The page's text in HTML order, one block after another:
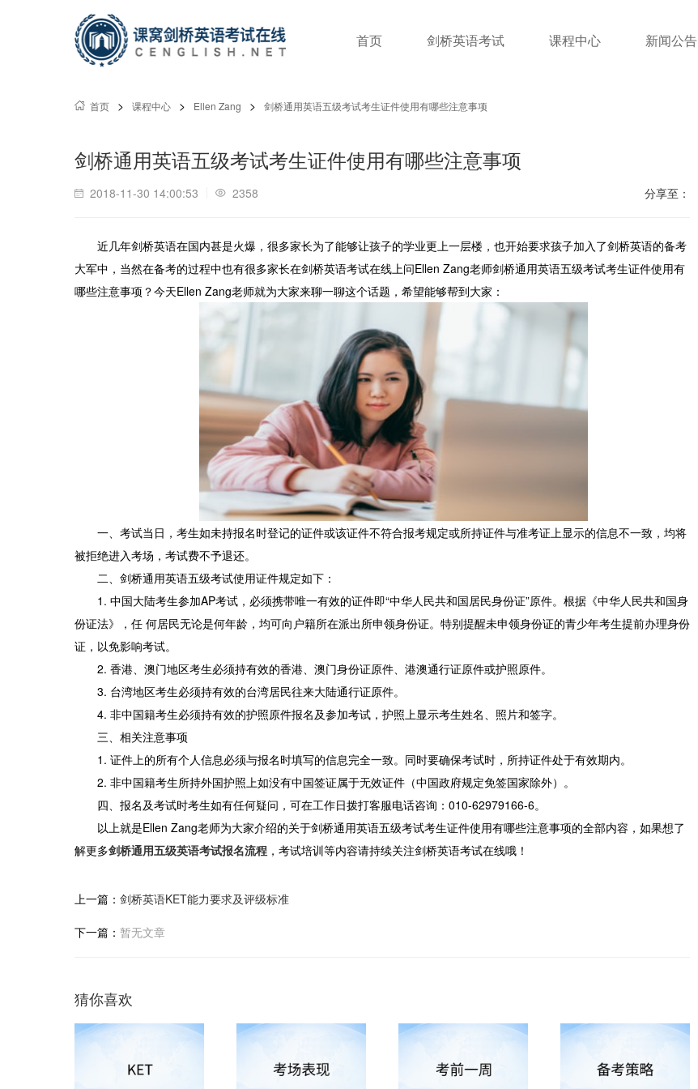
首页 剑桥英语考试 课程中心 新闻公告
首页 > 课程中心 > Ellen Zang > 剑桥通用英语五级考试考生证件使用有哪些注意事项
剑桥通用英语五级考试考生证件使用有哪些注意事项
2018-11-30 14:00:53 2358 分享至：
近几年剑桥英语在国内甚是火爆，很多家长为了能够让孩子的学业更上一层楼，也开始要求孩子加入了剑桥英语的备考
大军中，当然在备考的过程中也有很多家长在剑桥英语考试在线上问Ellen Zang老师剑桥通用英语五级考试考生证件使用有
哪些注意事项？今天Ellen Zang老师就为大家来聊一聊这个话题，希望能够帮到大家：
一、考试当日，考生如未持报名时登记的证件或该证件不符合报考规定或所持证件与准考证上显示的信息不一致，均将
被拒绝进入考场，考试费不予退还。
二、剑桥通用英语五级考试使用证件规定如下：
1. 中国大陆考生参加AP考试，必须携带唯一有效的证件即“中华人民共和国居民身份证”原件。根据《中华人民共和国身
份证法》，任 何居民无论是何年龄，均可向户籍所在派出所申领身份证。特别提醒未申领身份证的青少年考生提前办理身份
证，以免影响考试。
2. 香港、澳门地区考生必须持有效的香港、澳门身份证原件、港澳通行证原件或护照原件。
3. 台湾地区考生必须持有效的台湾居民往来大陆通行证原件。
4. 非中国籍考生必须持有效的护照原件报名及参加考试，护照上显示考生姓名、照片和签字。
三、相关注意事项
1. 证件上的所有个人信息必须与报名时填写的信息完全一致。同时要确保考试时，所持证件处于有效期内。
2. 非中国籍考生所持外国护照上如没有中国签证属于无效证件（中国政府规定免签国家除外）。
四、报名及考试时考生如有任何疑问，可在工作日拨打客服电话咨询：010-62979166-6。
以上就是Ellen Zang老师为大家介绍的关于剑桥通用英语五级考试考生证件使用有哪些注意事项的全部内容，如果想了
解更多剑桥通用五级英语考试报名流程 ，考试培训等内容请持续关注剑桥英语考试在线哦！
上一篇： 剑桥英语KET能力要求及评级标准
下一篇： 暂无文章
猜你喜欢